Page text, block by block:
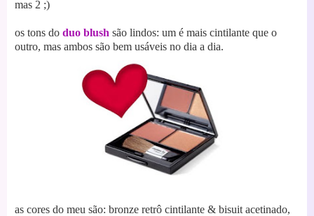
mas 2 ;)
os tons do duo blush são lindos: um é mais cintilante que o
outro, mas ambos são bem usáveis no dia a dia.
as cores do meu são: bronze retrô cintilante & bisuit acetinado,